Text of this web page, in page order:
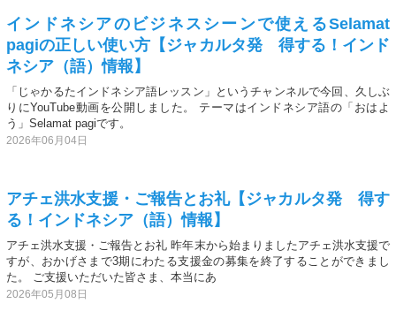
インドネシアのビジネスシーンで使えるSelamat
pagiの正しい使い方【ジャカルタ発 得する！インド
ネシア（語）情報】
「じゃかるたインドネシア語レッスン」というチャンネルで今回、久しぶ
りにYouTube動画を公開しました。 テーマはインドネシア語の「おはよ
う」Selamat pagiです。
2026年06月04日
アチェ洪水支援・ご報告とお礼【ジャカルタ発 得す
る！インドネシア（語）情報】
アチェ洪水支援・ご報告とお礼 昨年末から始まりましたアチェ洪水支援で
すが、おかげさまで3期にわたる支援金の募集を終了することができまし
た。 ご支援いただいた皆さま、本当にあ
2026年05月08日